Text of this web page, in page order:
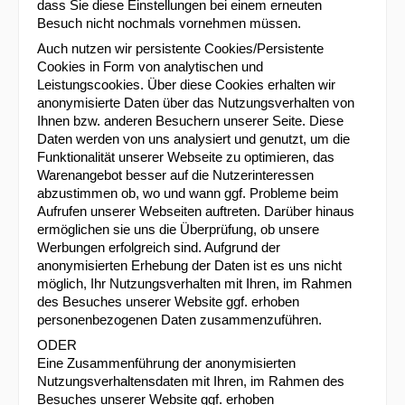
dass Sie diese Einstellungen bei einem erneuten
Besuch nicht nochmals vornehmen müssen.
Auch nutzen wir persistente Cookies/Persistente
Cookies in Form von analytischen und
Leistungscookies. Über diese Cookies erhalten wir
anonymisierte Daten über das Nutzungsverhalten von
Ihnen bzw. anderen Besuchern unserer Seite. Diese
Daten werden von uns analysiert und genutzt, um die
Funktionalität unserer Webseite zu optimieren, das
Warenangebot besser auf die Nutzerinteressen
abzustimmen ob, wo und wann ggf. Probleme beim
Aufrufen unserer Webseiten auftreten. Darüber hinaus
ermöglichen sie uns die Überprüfung, ob unsere
Werbungen erfolgreich sind. Aufgrund der
anonymisierten Erhebung der Daten ist es uns nicht
möglich, Ihr Nutzungsverhalten mit Ihren, im Rahmen
des Besuches unserer Website ggf. erhoben
personenbezogenen Daten zusammenzuführen.
ODER
Eine Zusammenführung der anonymisierten
Nutzungsverhaltensdaten mit Ihren, im Rahmen des
Besuches unserer Website ggf. erhoben